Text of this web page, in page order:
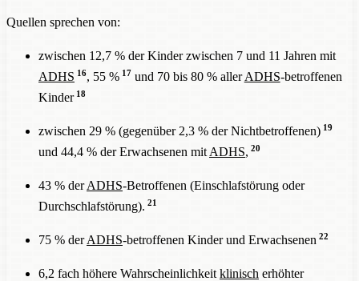
Quellen sprechen von:
zwischen 12,7 % der Kinder zwischen 7 und 11 Jahren mit
ADHS 16, 55 % 17 und 70 bis 80 % allerADHS-betroffenen
Kinder 18
zwischen 29 % (gegenüber 2,3 % der Nichtbetroffenen) 19
und 44,4 % der Erwachsenen mit ADHS, 20
43 % derADHS-Betroffenen (Einschlafstörung oder
Durchschlafstörung). 21
75 % derADHS-betroffenen Kinder und Erwachsenen 22
6,2 fach höhere Wahrscheinlichkeit klinisch erhöhter